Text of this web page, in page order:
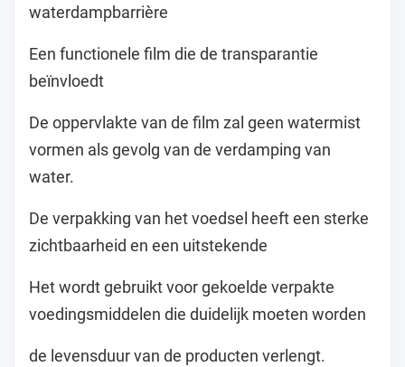
waterdampbarrière
Een functionele film die de transparantie
beïnvloedt
De oppervlakte van de film zal geen watermist
vormen als gevolg van de verdamping van
water.
De verpakking van het voedsel heeft een sterke
zichtbaarheid en een uitstekende
Het wordt gebruikt voor gekoelde verpakte
voedingsmiddelen die duidelijk moeten worden
de levensduur van de producten verlengt.